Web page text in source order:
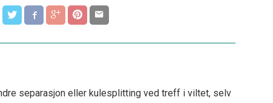
separasjon eller kulesplitting ved treff i viltet, selv